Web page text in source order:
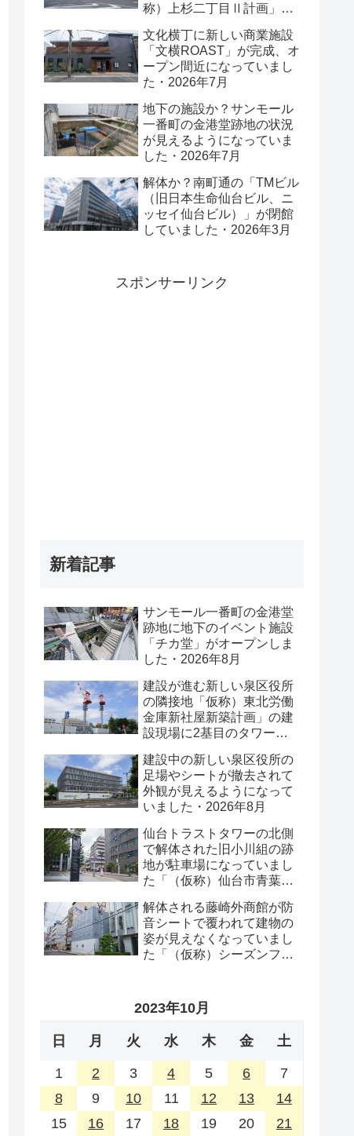
称）上杉二丁目Ⅱ計画」・
文化横丁に新しい商業施設
「文横ROAST」が完成、オ
ープン間近になっていまし
た・2026年7月
地下の施設か？サンモール
一番町の金港堂跡地の状況
が見えるようになっていま
した・2026年7月
解体か？南町通の「TMビル
（旧日本生命仙台ビル、ニ
ッセイ仙台ビル）」が閉館
していました・2026年3月
スポンサーリンク
新着記事
サンモール一番町の金港堂
跡地に地下のイベント施設
「チカ堂」がオープンしま
した・2026年8月
建設が進む新しい泉区役所
の隣接地「仮称）東北労働
金庫新社屋新築計画」の建
設現場に2基目のタワーク
た・2026年8月
建設中の新しい泉区役所の
足場やシートが撤去されて
外観が見えるようになって
いました・2026年8月
仙台トラストタワーの北側
で解体された旧小川組の跡
地が駐車場になっていまし
た「（仮称）仙台市青葉区
解体工事」・2026年8月
解体される藤崎外商館が防
音シートで覆われて建物の
姿が見えなくなっていまし
た「（仮称）シーズンフラ
2023年10月
日 月 火 水 木 金 土
1 2 3 4 5 6
7
8
9 10 11 12 13
14
15
16 17 18 19 20 21